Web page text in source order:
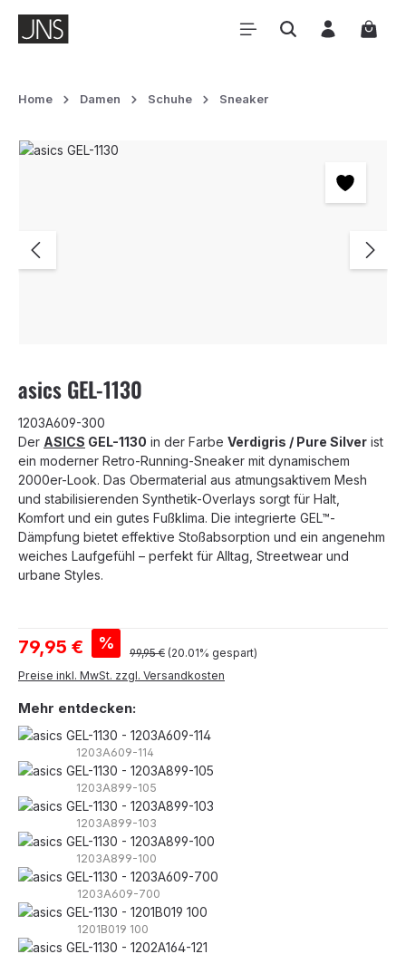
Zum Hauptinhalt springen
Home Damen Schuhe Sneaker
Bildergalerie überspringen
asics GEL-1130
1203A609-300
Der ASICS GEL-1130 in der Farbe Verdigris / Pure Silver ist
ein moderner Retro-Running-Sneaker mit dynamischem
2000er-Look. Das Obermaterial aus atmungsaktivem Mesh
und stabilisierenden Synthetik-Overlays sorgt für Halt,
Komfort und ein gutes Fußklima. Die integrierte GEL™-
Dämpfung bietet effektive Stoßabsorption und ein angenehm
weiches Laufgefühl – perfekt für Alltag, Streetwear und
urbane Styles.
Verkaufspreis:
79,95 € % Regulärer Preis:
99,95 € (20.01% gespart)
Preise inkl. MwSt. zzgl. Versandkosten
Mehr entdecken:
1203A609-114
1203A899-105
1203A899-103
1203A899-100
1203A609-700
1201B019 100